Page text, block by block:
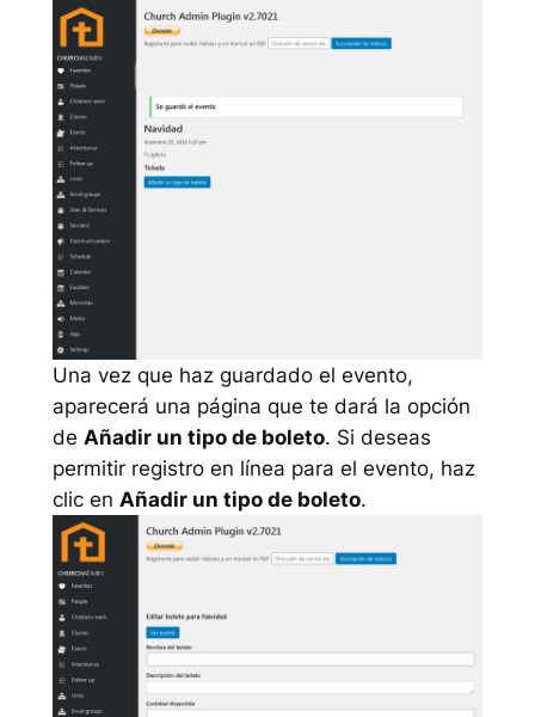
Una vez que haz guardado el evento,
aparecerá una página que te dará la opción
de Añadir un tipo de boleto. Si deseas
permitir registro en línea para el evento, haz
clic en Añadir un tipo de boleto.